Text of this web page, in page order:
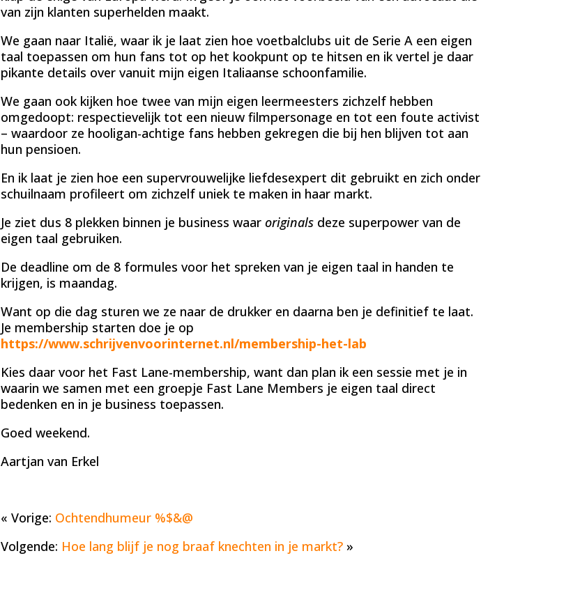
van zijn klanten superhelden maakt.
We gaan naar Italië, waar ik je laat zien hoe voetbalclubs uit de Serie A een eigen
taal toepassen om hun fans tot op het kookpunt op te hitsen en ik vertel je daar
pikante details over vanuit mijn eigen Italiaanse schoonfamilie.
We gaan ook kijken hoe twee van mijn eigen leermeesters zichzelf hebben
omgedoopt: respectievelijk tot een nieuw filmpersonage en tot een foute activist
– waardoor ze hooligan-achtige fans hebben gekregen die bij hen blijven tot aan
hun pensioen.
En ik laat je zien hoe een supervrouwelijke liefdesexpert dit gebruikt en zich onder
schuilnaam profileert om zichzelf uniek te maken in haar markt.
Je ziet dus 8 plekken binnen je business waar originalsdeze superpower van de
eigen taal gebruiken.
De deadline om de 8 formules voor het spreken van je eigen taal in handen te
krijgen, is maandag.
Want op die dag sturen we ze naar de drukker en daarna ben je definitief te laat.
Je membership starten doe je op
https://www.schrijvenvoorinternet.nl/membership-het-lab
Kies daar voor het Fast Lane-membership, want dan plan ik een sessie met je in
waarin we samen met een groepje Fast Lane Members je eigen taal direct
bedenken en in je business toepassen.
Goed weekend.
Aartjan van Erkel
« Vorige: Ochtendhumeur %$&@
Volgende: Hoe lang blijf je nog braaf knechten in je markt?»